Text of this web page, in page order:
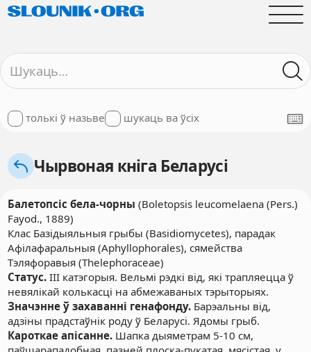
толькі ў назьве шукаць ва ўсіх
Чырвоная кніга Беларусі
Балетопсіс бела-чорны (Boletopsis leucomelaena (Pers.)
Fayod., 1889)
Клас Базідыяльныя грыбы (Basidiomycetes), парадак
Афілафаральныя (Aphyllophorales), сямейства
Тэляфоравыя (Thelephoraceae)
Статус.III катэгорыя. Вельмі рэдкі від, які трапляецца ў
невялікай колькасці на абмежаваных тэрыторыях.
Значэнне ў захаванні генафонду.Барэальны від,
адзіны прадстаўнік роду ў Беларусі. Ядомы грыб.
Кароткае апісанне.Шапка дыяметрам 5-10 см,